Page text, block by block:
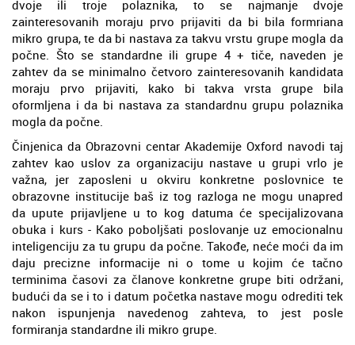
dvoje ili troje polaznika, to se najmanje dvoje
zainteresovanih moraju prvo prijaviti da bi bila formriana
mikro grupa, te da bi nastava za takvu vrstu grupe mogla da
počne. Što se standardne ili grupe 4 + tiče, naveden je
zahtev da se minimalno četvoro zainteresovanih kandidata
moraju prvo prijaviti, kako bi takva vrsta grupe bila
oformljena i da bi nastava za standardnu grupu polaznika
mogla da počne.
Činjenica da Obrazovni centar Akademije Oxford navodi taj
zahtev kao uslov za organizaciju nastave u grupi vrlo je
važna, jer zaposleni u okviru konkretne poslovnice te
obrazovne institucije baš iz tog razloga ne mogu unapred
da upute prijavljene u to kog datuma će specijalizovana
obuka i kurs - Kako poboljšati poslovanje uz emocionalnu
inteligenciju za tu grupu da počne. Takođe, neće moći da im
daju precizne informacije ni o tome u kojim će tačno
terminima časovi za članove konkretne grupe biti održani,
budući da se i to i datum početka nastave mogu odrediti tek
nakon ispunjenja navedenog zahteva, to jest posle
formiranja standardne ili mikro grupe.